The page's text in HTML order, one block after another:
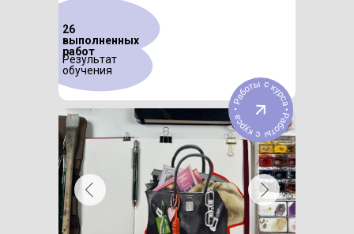
Результат
обучения
26
выполненных
работ